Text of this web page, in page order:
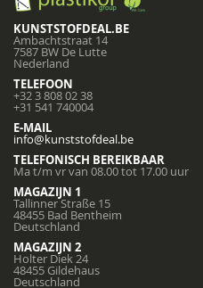
KUNSTSTOFDEAL.BE
Ambachtstraat 14
7587 BW De Lutte
Nederland
TELEFOON
+32 3 808 02 38
+31 541 740004
E-MAIL
info@kunststofdeal.be
TELEFONISCH BEREIKBAAR
Ma t/m vr van 08.00 tot 17.00 uur
MAGAZIJN 1
Tallinner Straße 15
48455 Bad Bentheim
Deutschland
MAGAZIJN 2
Holter Diek 24
48455 Gildehaus
Deutschland